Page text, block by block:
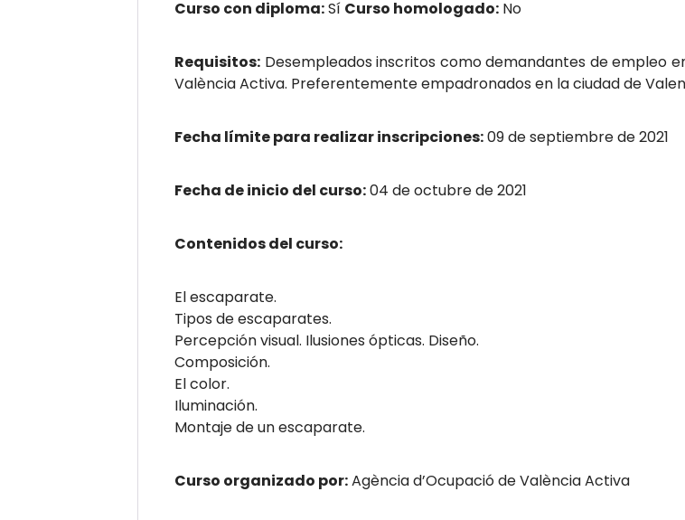
Curso con diploma:Sí Curso homologado: No
Requisitos: Desempleados inscritos como demandantes de empleo
València Activa. Preferentemente empadronados en la ciudad de
Fecha límite para realizar inscripciones:09 de septiembre de 2021
Fecha de inicio del curso:04 de octubre de 2021
Contenidos del curso:
El escaparate.
Tipos de escaparates.
Percepción visual. Ilusiones ópticas. Diseño.
Composición.
El color.
Iluminación.
Montaje de un escaparate.
Curso organizado por:Agència d’Ocupació de València Activa